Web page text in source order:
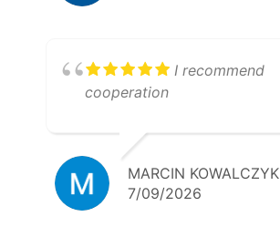
I recommend
cooperation
MARCIN KOWALCZYK
7/09/2026